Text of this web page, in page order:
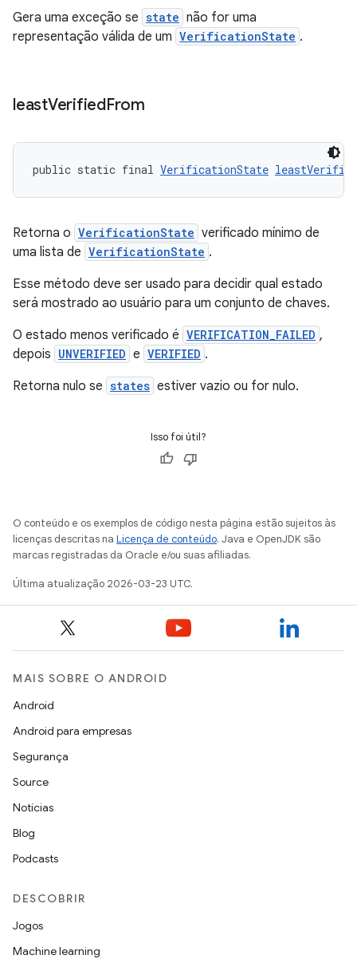
Gera uma exceção se state não for uma
representação válida de um VerificationState .
leastVerifiedFrom
public static final VerificationState
Retorna o VerificationState verificado mínimo de
uma lista de VerificationState .
Esse método deve ser usado para decidir qual estado
será mostrado ao usuário para um conjunto de chaves.
O estado menos verificado é VERIFICATION_FAILED ,
depois UNVERIFIED e VERIFIED .
Retorna nulo se states estiver vazio ou for nulo.
Isso foi útil?
O conteúdo e os exemplos de código nesta página estão sujeitos às
licenças descritas na Licença de conteúdo. Java e OpenJDK são
marcas registradas da Oracle e/ou suas afiliadas.
Última atualização 2026-03-23 UTC.
MAIS SOBRE O ANDROID
Android
Android para empresas
Segurança
Source
Notícias
Blog
Podcasts
DESCOBRIR
Jogos
Machine learning